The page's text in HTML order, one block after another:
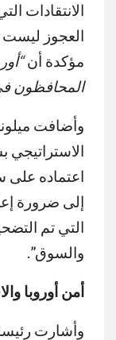
الانتقادات
العجوز ليست
مؤكدة أن
المحافظون
وأضافت
الاستراتيجي
اعتماده على
إلى ضرورة
التي تم
والسوق”.
أمن أوروبا
وأشارت رئيسة